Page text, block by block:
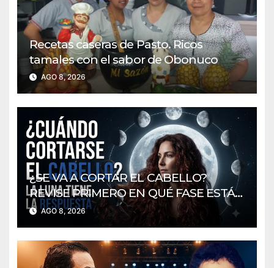
Recetas caseras de Pasto. Ricos
tamales con el sabor de Obonuco
AGO 8, 2026
¿SE VA A CORTAR EL CABELLO?
REVISE PRIMERO EN QUÉ FASE ESTÁ
LA LUNA
AGO 8, 2026